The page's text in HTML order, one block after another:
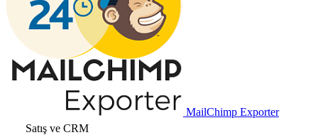
MailChimp Exporter
Satış ve CRM